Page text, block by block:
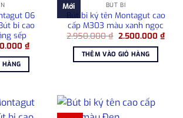
06
bi cao
sếp
₫.
₫Giá
hiện
680.000 ₫.
HÀNG
Mới BÚT BI
Bút bi ký tên Montagut cao
cấp M303 màu xanh ngọc
2.950.000₫ Giá
là:
2.950.000 ₫.
2.500.000 ₫Giá
hiện
THÊM VÀO GIỎ HÀNG